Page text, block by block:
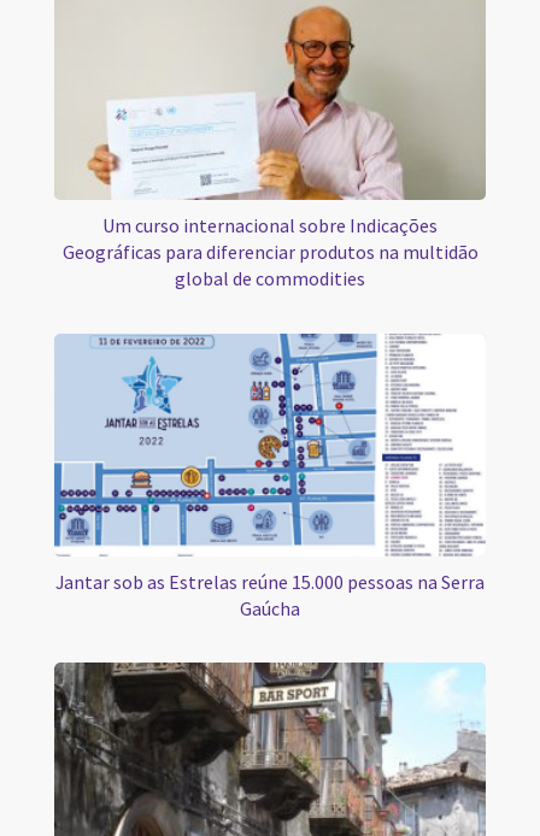
Um curso internacional sobre Indicações
Geográficas para diferenciar produtos na multidão
global de commodities
Jantar sob as Estrelas reúne 15.000 pessoas na Serra
Gaúcha